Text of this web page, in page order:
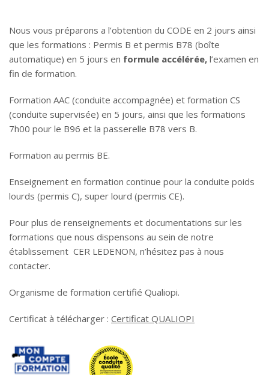
Nous vous préparons a l’obtention du CODE en 2 jours ainsi
que les formations : Permis B et permis B78 (boîte
automatique) en 5 jours en formule accélérée, l’examen en
fin de formation.
Formation AAC (conduite accompagnée) et formation CS
(conduite supervisée) en 5 jours, ainsi que les formations
7h00 pour le B96 et la passerelle B78 vers B.
Formation au permis BE.
Enseignement en formation continue pour la conduite poids
lourds (permis C), super lourd (permis CE).
Pour plus de renseignements et documentations sur les
formations que nous dispensons au sein de notre
établissement CER LEDENON, n’hésitez pas à nous
contacter.
Organisme de formation certifié Qualiopi.
Certificat à télécharger : Certificat QUALIOPI